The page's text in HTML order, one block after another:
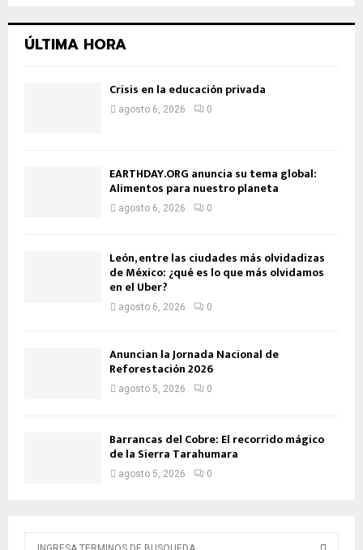
ÚLTIMA HORA
Crisis en la educación privada
agosto 6, 2026 0
EARTHDAY.ORG anuncia su tema global:
Alimentos para nuestro planeta
agosto 6, 2026 0
León, entre las ciudades más olvidadizas
de México: ¿qué es lo que más olvidamos
en el Uber?
agosto 6, 2026 0
Anuncian la Jornada Nacional de
Reforestación 2026
agosto 5, 2026 0
Barrancas del Cobre: El recorrido mágico
de la Sierra Tarahumara
agosto 5, 2026 0